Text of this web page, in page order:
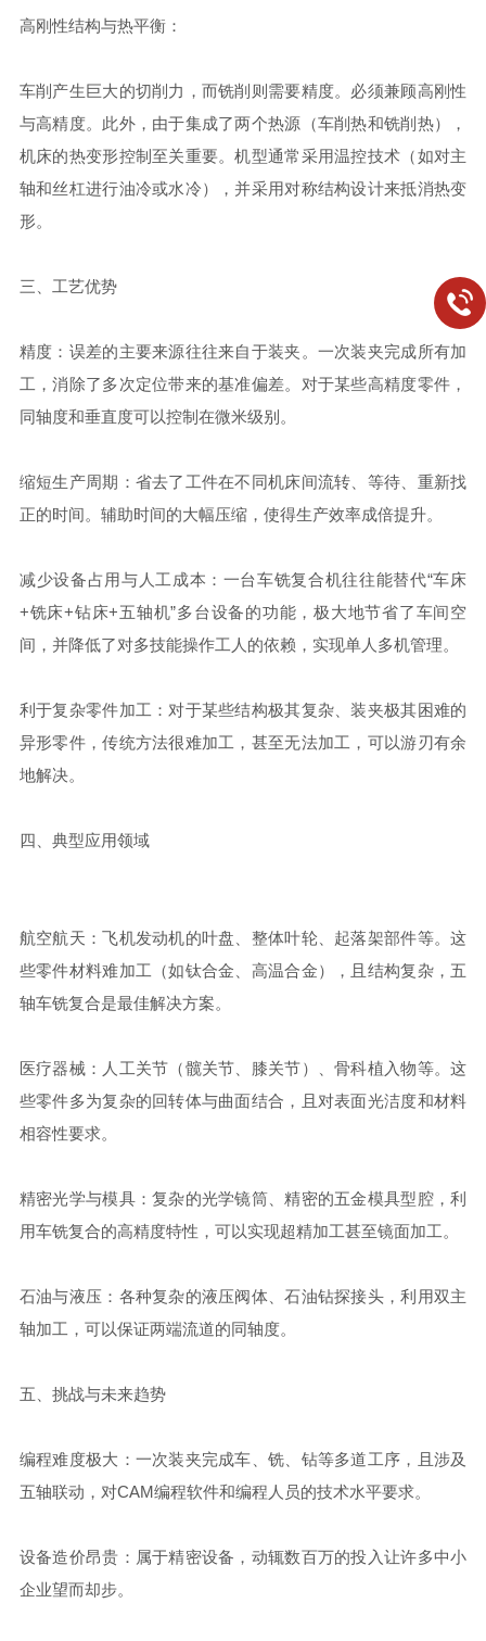
高刚性结构与热平衡：
车削产生巨大的切削力，而铣削则需要精度。必须兼顾高刚性
与高精度。此外，由于集成了两个热源（车削热和铣削热），
机床的热变形控制至关重要。机型通常采用温控技术（如对主
轴和丝杠进行油冷或水冷），并采用对称结构设计来抵消热变
形。
三、工艺优势
精度：误差的主要来源往往来自于装夹。一次装夹完成所有加
工，消除了多次定位带来的基准偏差。对于某些高精度零件，
同轴度和垂直度可以控制在微米级别。
缩短生产周期：省去了工件在不同机床间流转、等待、重新找
正的时间。辅助时间的大幅压缩，使得生产效率成倍提升。
减少设备占用与人工成本：一台车铣复合机往往能替代“车床
+铣床+钻床+五轴机”多台设备的功能，极大地节省了车间空
间，并降低了对多技能操作工人的依赖，实现单人多机管理。
利于复杂零件加工：对于某些结构极其复杂、装夹极其困难的
异形零件，传统方法很难加工，甚至无法加工，可以游刃有余
地解决。
四、典型应用领域
航空航天：飞机发动机的叶盘、整体叶轮、起落架部件等。这
些零件材料难加工（如钛合金、高温合金），且结构复杂，五
轴车铣复合是最佳解决方案。
医疗器械：人工关节（髋关节、膝关节）、骨科植入物等。这
些零件多为复杂的回转体与曲面结合，且对表面光洁度和材料
相容性要求。
精密光学与模具：复杂的光学镜筒、精密的五金模具型腔，利
用车铣复合的高精度特性，可以实现超精加工甚至镜面加工。
石油与液压：各种复杂的液压阀体、石油钻探接头，利用双主
轴加工，可以保证两端流道的同轴度。
五、挑战与未来趋势
编程难度极大：一次装夹完成车、铣、钻等多道工序，且涉及
五轴联动，对CAM编程软件和编程人员的技术水平要求。
设备造价昂贵：属于精密设备，动辄数百万的投入让许多中小
企业望而却步。